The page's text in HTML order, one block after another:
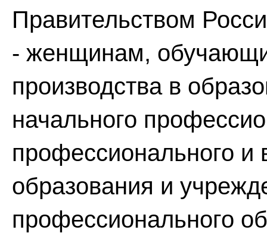
Правительством
- женщинам,
производства в
начального
профессионального и
образования и
профессионального